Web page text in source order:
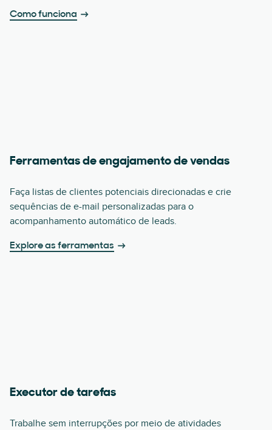
Como funciona
Ferramentas de engajamento de vendas
Faça listas de clientes potenciais direcionadas e crie
sequências de e-mail personalizadas para o
acompanhamento automático de leads.
Explore as ferramentas
Executor de tarefas
Trabalhe sem interrupções por meio de atividades